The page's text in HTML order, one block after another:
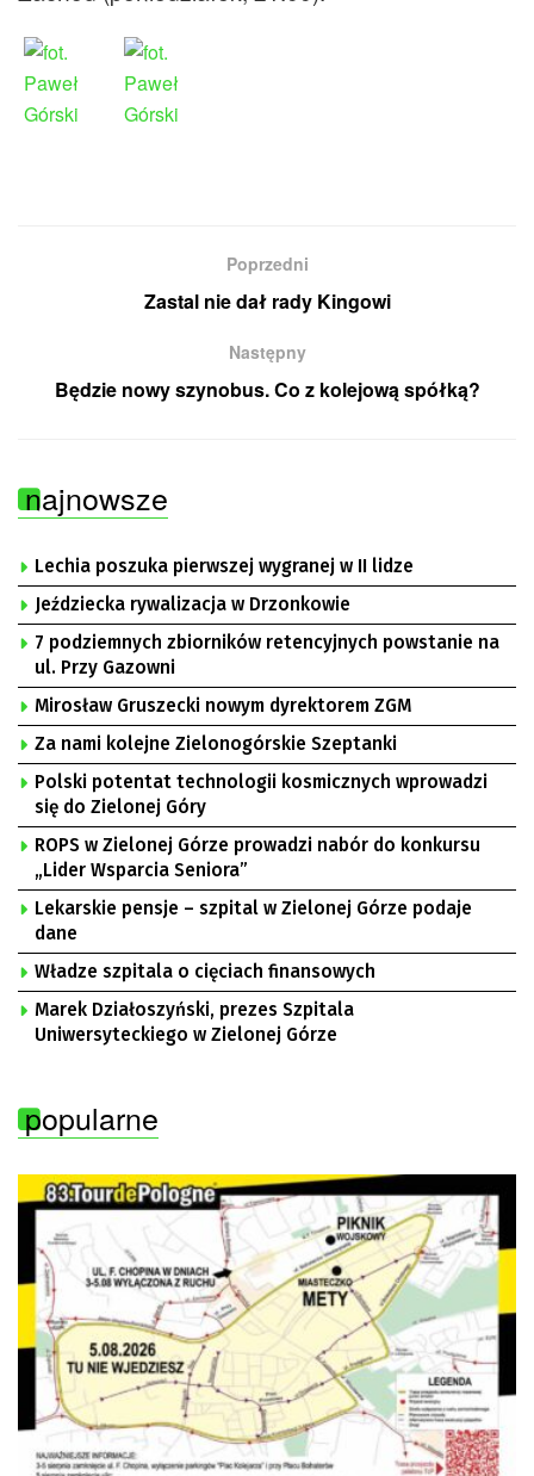
Poprzedni
Zastal nie dał rady Kingowi
Następny
Będzie nowy szynobus. Co z kolejową spółką?
najnowsze
Lechia poszuka pierwszej wygranej w II lidze
Jeździecka rywalizacja w Drzonkowie
7 podziemnych zbiorników retencyjnych powstanie na
ul. Przy Gazowni
Mirosław Gruszecki nowym dyrektorem ZGM
Za nami kolejne Zielonogórskie Szeptanki
Polski potentat technologii kosmicznych wprowadzi
się do Zielonej Góry
ROPS w Zielonej Górze prowadzi nabór do konkursu
„Lider Wsparcia Seniora”
Lekarskie pensje – szpital w Zielonej Górze podaje
dane
Władze szpitala o cięciach finansowych
Marek Działoszyński, prezes Szpitala
Uniwersyteckiego w Zielonej Górze
popularne